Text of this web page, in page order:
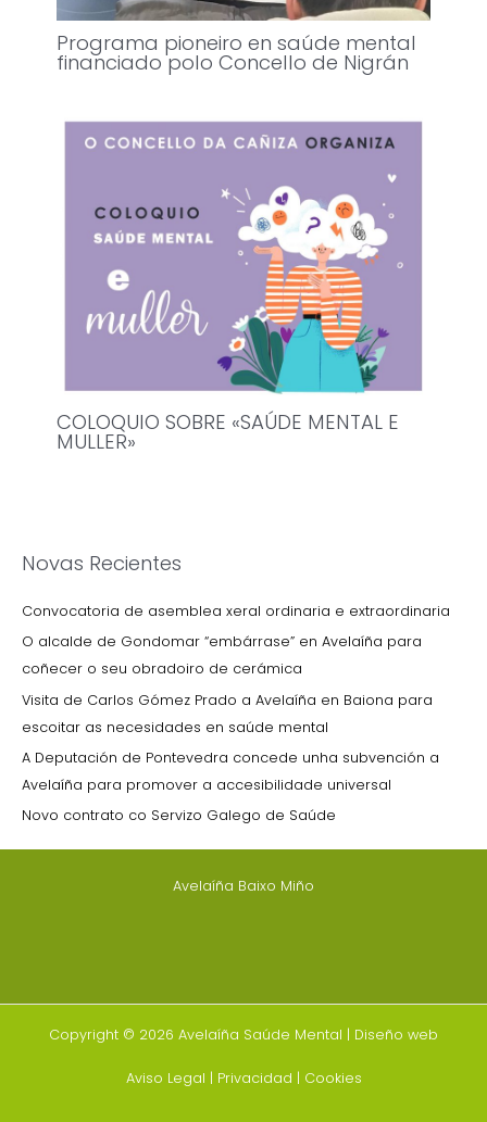
Programa pioneiro en saúde mental
financiado polo Concello de Nigrán
COLOQUIO SOBRE «SAÚDE MENTAL E
MULLER»
Novas Recientes
Convocatoria de asemblea xeral ordinaria e extraordinaria
O alcalde de Gondomar “embárrase” en Avelaíña para
coñecer o seu obradoiro de cerámica
Visita de Carlos Gómez Prado a Avelaíña en Baiona para
escoitar as necesidades en saúde mental
A Deputación de Pontevedra concede unha subvención a
Avelaíña para promover a accesibilidade universal
Novo contrato co Servizo Galego de Saúde
Avelaíña Baixo Miño
Copyright © 2026 Avelaíña Saúde Mental | Diseño web
Aviso Legal | Privacidad | Cookies